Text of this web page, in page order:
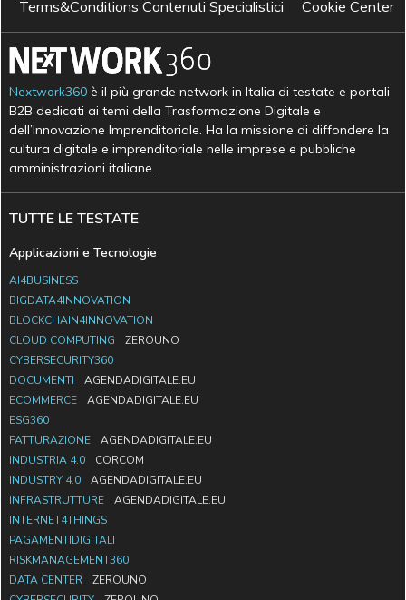
Terms&Conditions Contenuti Specialistici
Cookie Center
Nextwork360 è il più grande network in Italia di testate e portali
B2B dedicati ai temi della Trasformazione Digitale e
dell’Innovazione Imprenditoriale. Ha la missione di diffondere la
cultura digitale e imprenditoriale nelle imprese e pubbliche
amministrazioni italiane.
TUTTE LE TESTATE
Applicazioni e Tecnologie
AI4BUSINESS
BIGDATA4INNOVATION
BLOCKCHAIN4INNOVATION
CLOUD COMPUTING
ZEROUNO
CYBERSECURITY360
DOCUMENTI
AGENDADIGITALE.EU
ECOMMERCE
AGENDADIGITALE.EU
ESG360
FATTURAZIONE
AGENDADIGITALE.EU
INDUSTRIA 4.0
CORCOM
INDUSTRY 4.0
AGENDADIGITALE.EU
INFRASTRUTTURE
AGENDADIGITALE.EU
INTERNET4THINGS
PAGAMENTIDIGITALI
RISKMANAGEMENT360
DATA CENTER
ZEROUNO